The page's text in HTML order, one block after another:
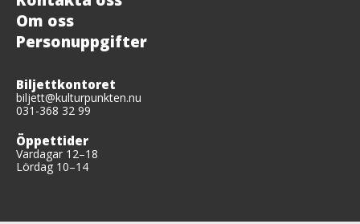
Om oss
Personuppgifter
Biljettkontoret
biljett@kulturpunkten.nu
031-368 32 99
Öppettider
Vardagar 12–18
Lördag 10–14